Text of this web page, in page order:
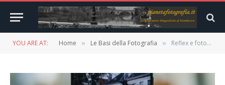
YOU ARE AT: Home » Le Basi della Fotografia » Reflex e fotografia smartphone: la differenza c’è e si vede